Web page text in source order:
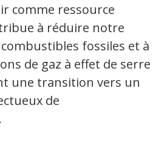
comme ressource
à réduire notre
fossiles et à
de gaz à effet de serre,
une transition vers un
de